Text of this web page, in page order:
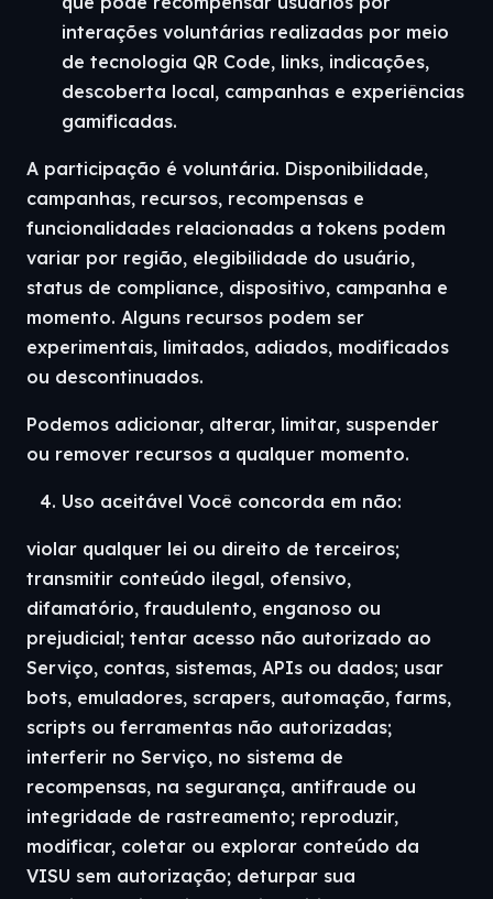
interações voluntárias realizadas por meio
de tecnologia QR Code, links, indicações,
descoberta local, campanhas e experiências
gamificadas.
A participação é voluntária. Disponibilidade,
campanhas, recursos, recompensas e
funcionalidades relacionadas a tokens podem
variar por região, elegibilidade do usuário,
status de compliance, dispositivo, campanha e
momento. Alguns recursos podem ser
experimentais, limitados, adiados, modificados
ou descontinuados.
Podemos adicionar, alterar, limitar, suspender
ou remover recursos a qualquer momento.
Uso aceitável Você concorda em não:
violar qualquer lei ou direito de terceiros;
transmitir conteúdo ilegal, ofensivo,
difamatório, fraudulento, enganoso ou
prejudicial; tentar acesso não autorizado ao
Serviço, contas, sistemas, APIs ou dados; usar
bots, emuladores, scrapers, automação, farms,
scripts ou ferramentas não autorizadas;
interferir no Serviço, no sistema de
recompensas, na segurança, antifraude ou
integridade de rastreamento; reproduzir,
modificar, coletar ou explorar conteúdo da
VISU sem autorização; deturpar sua